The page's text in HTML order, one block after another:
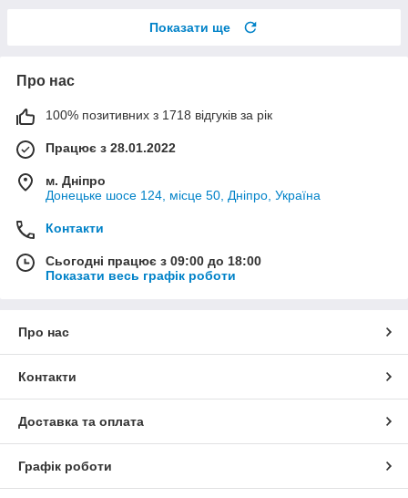
Показати ще
Про нас
100% позитивних з 1718 відгуків за рік
Працює з 28.01.2022
м. Дніпро
Донецьке шосе 124, місце 50, Дніпро, Україна
Контакти
Сьогодні працює з 09:00 до 18:00
Показати весь графік роботи
Про нас
Контакти
Доставка та оплата
Графік роботи